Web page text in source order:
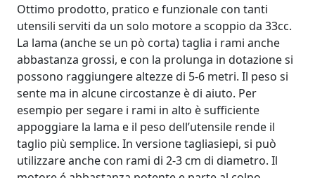
Ottimo prodotto, pratico e funzionale con tanti
utensili serviti da un solo motore a scoppio da 33cc.
La lama (anche se un pò corta) taglia i rami anche
abbastanza grossi, e con la prolunga in dotazione si
possono raggiungere altezze di 5-6 metri. Il peso si
sente ma in alcune circostanze è di aiuto. Per
esempio per segare i rami in alto è sufficiente
appoggiare la lama e il peso dell’utensile rende il
taglio più semplice. In versione tagliasiepi, si può
utilizzare anche con rami di 2-3 cm di diametro. Il